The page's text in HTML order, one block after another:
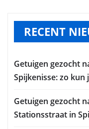
RECENT
Getuigen gezocht
Spijkenisse: zo kun
Getuigen gezocht
Stationsstraat in